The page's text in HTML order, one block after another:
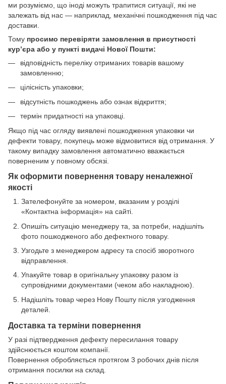
ми розуміємо, що іноді можуть трапитися ситуації, які не
залежать від нас — наприклад, механічні пошкодження під час
доставки.
Тому просимо перевіряти замовлення в присутності
кур’єра або у пункті видачі Нової Пошти:
відповідність переліку отриманих товарів вашому
замовленню;
цілісність упаковки;
відсутність пошкоджень або ознак відкриття;
термін придатності на упаковці.
Якщо під час огляду виявлені пошкодження упаковки чи
дефекти товару, покупець може відмовитися від отримання. У
такому випадку замовлення автоматично вважається
поверненим у повному обсязі.
Як оформити повернення товару неналежної
якості
Зателефонуйте за номером, вказаним у розділі
«Контактна інформація» на сайті.
Опишіть ситуацію менеджеру та, за потреби, надішліть
фото пошкодженого або дефектного товару.
Узгодьте з менеджером адресу та спосіб зворотного
відправлення.
Упакуйте товар в оригінальну упаковку разом із
супровідними документами (чеком або накладною).
Надішліть товар через Нову Пошту після узгодження
деталей.
Доставка та терміни повернення
У разі підтвердження дефекту пересилання товару
здійснюється коштом компанії.
Повернення обробляється протягом 3 робочих днів після
отримання посилки на склад.